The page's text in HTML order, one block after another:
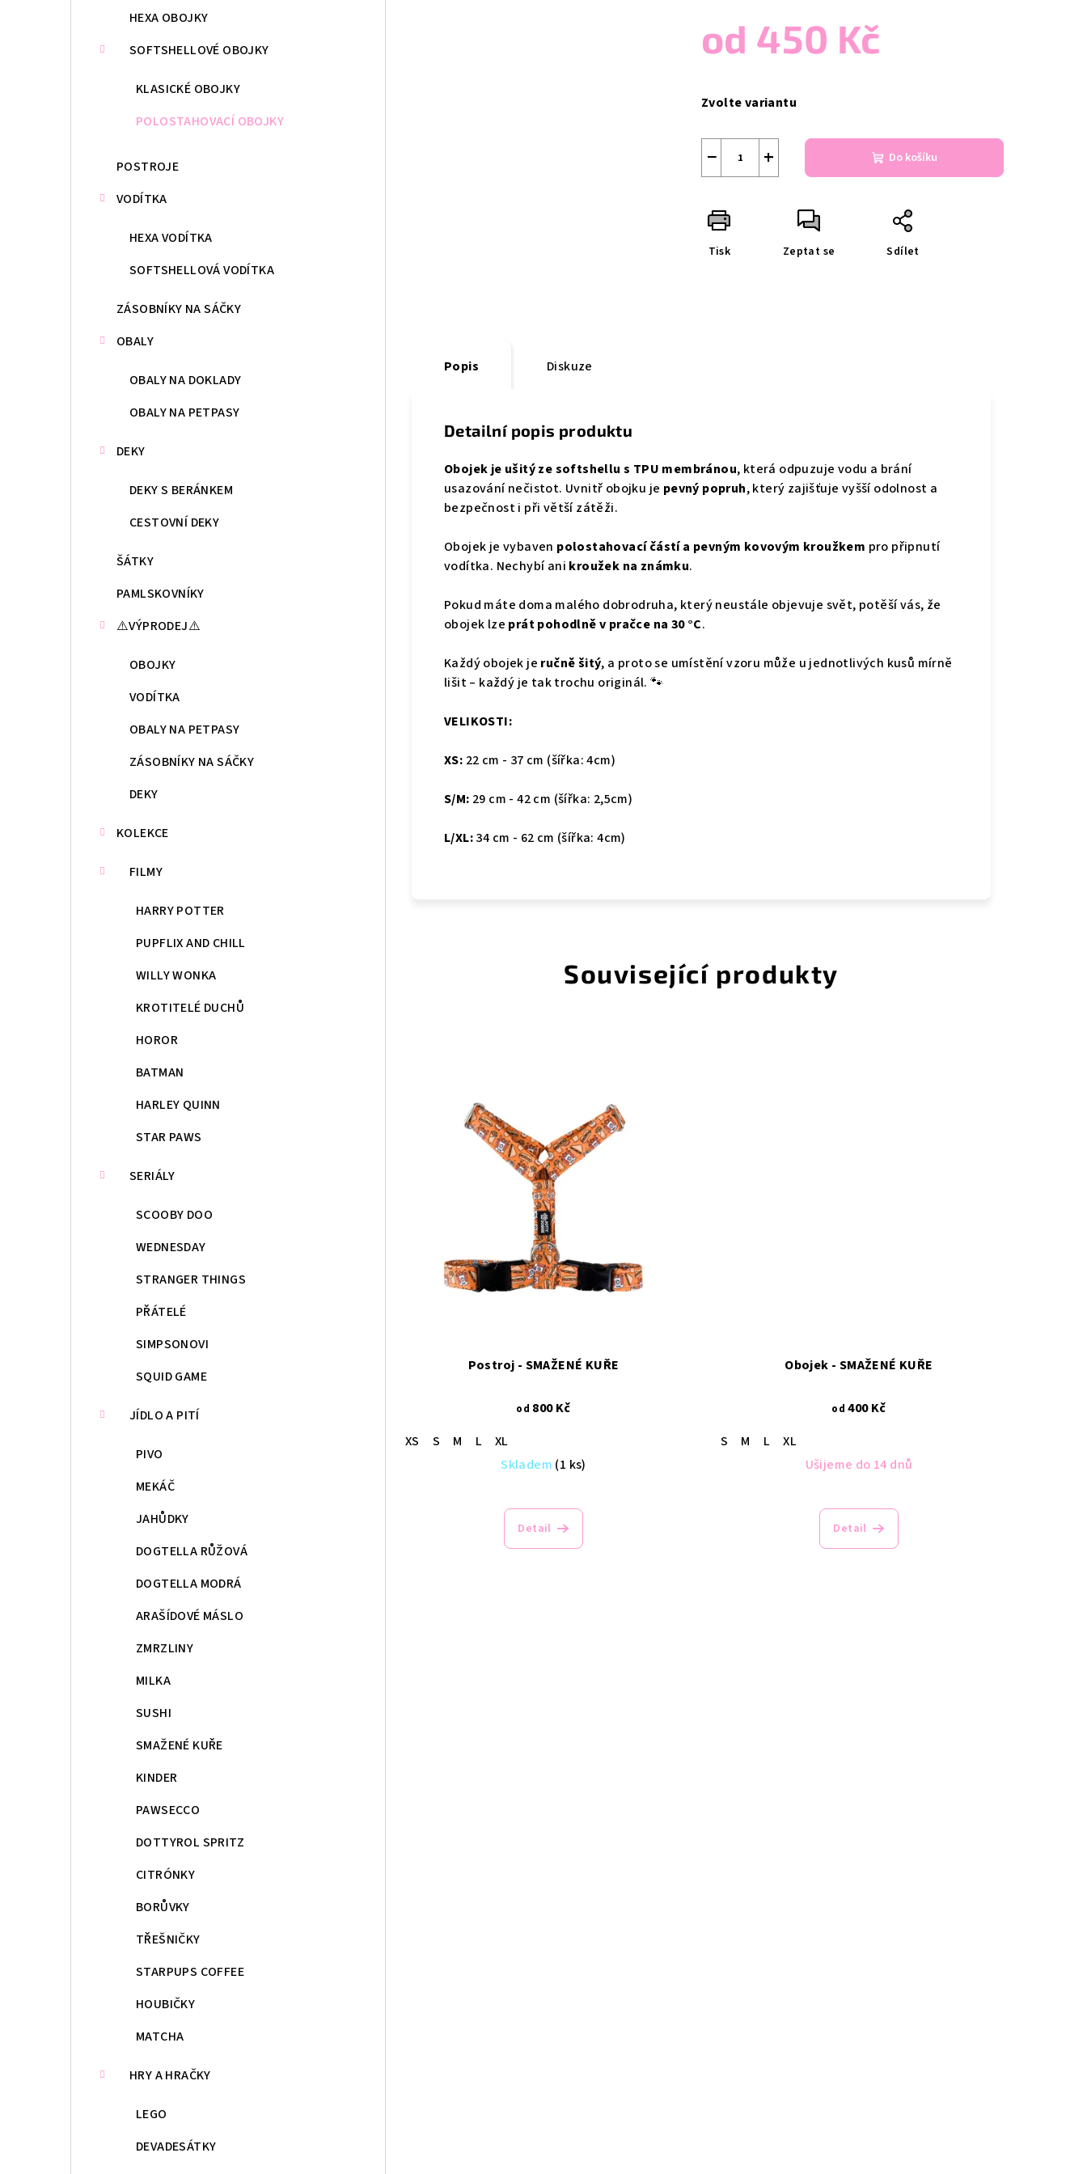
HEXA OBOJKY
SOFTSHELLOVÉ OBOJKY
KLASICKÉ OBOJKY
POLOSTAHOVACÍ OBOJKY
POSTROJE
VODÍTKA
HEXA VODÍTKA
SOFTSHELLOVÁ VODÍTKA
ZÁSOBNÍKY NA SÁČKY
OBALY
OBALY NA DOKLADY
OBALY NA PETPASY
DEKY
DEKY S BERÁNKEM
CESTOVNÍ DEKY
ŠÁTKY
PAMLSKOVNÍKY
⚠️VÝPRODEJ⚠️
OBOJKY
VODÍTKA
OBALY NA PETPASY
ZÁSOBNÍKY NA SÁČKY
DEKY
KOLEKCE
FILMY
HARRY POTTER
PUPFLIX AND CHILL
WILLY WONKA
KROTITELÉ DUCHŮ
HOROR
BATMAN
HARLEY QUINN
STAR PAWS
SERIÁLY
SCOOBY DOO
WEDNESDAY
STRANGER THINGS
PŘÁTELÉ
SIMPSONOVI
SQUID GAME
JÍDLO A PITÍ
PIVO
MEKÁČ
JAHŮDKY
DOGTELLA RŮŽOVÁ
DOGTELLA MODRÁ
ARAŠÍDOVÉ MÁSLO
ZMRZLINY
MILKA
SUSHI
SMAŽENÉ KUŘE
KINDER
PAWSECCO
DOTTYROL SPRITZ
CITRÓNKY
BORŮVKY
TŘEŠNIČKY
STARPUPS COFFEE
HOUBIČKY
MATCHA
HRY A HRAČKY
LEGO
DEVADESÁTKY
od 450 Kč
cena:
Zvolte variantu
+
− Do košíku
Tisk Zeptat se Sdílet
Popis Diskuze
Detailní popis produktu
Obojek je ušitý ze softshellu s TPU membránou, která odpuzuje vodu a brání
usazování nečistot. Uvnitř obojku je pevný popruh, který zajišťuje vyšší odolnost a
bezpečnost i při větší zátěži.
Obojek je vybaven polostahovací částí a pevným kovovým kroužkem pro připnutí
vodítka. Nechybí ani kroužek na známku.
Pokud máte doma malého dobrodruha, který neustále objevuje svět, potěší vás, že
obojek lze prát pohodlně v pračce na 30 °C.
Každý obojek je ručně šitý, a proto se umístění vzoru může u jednotlivých kusů mírně
lišit – každý je tak trochu originál. 🐾
VELIKOSTI:
XS: 22 cm - 37 cm (šířka: 4cm)
S/M: 29 cm - 42 cm (šířka: 2,5cm)
L/XL:34 cm - 62 cm (šířka: 4cm)
Související produkty
Postroj - SMAŽENÉ KUŘE
od 800 Kč
XS
S M L
XL
Skladem (1 ks)
Detail
Obojek - SMAŽENÉ KUŘE
od 400 Kč
S
M L
XL
Ušijeme do 14 dnů
Detail